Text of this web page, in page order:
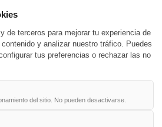
Claudia Christian (61)
Lucas Till (36)
en la fecha
de terceros para mejorar tu experiencia de
y analizar nuestro tráfico. Puedes
tus preferencias o rechazar las no
del sitio. No pueden desactivarse.